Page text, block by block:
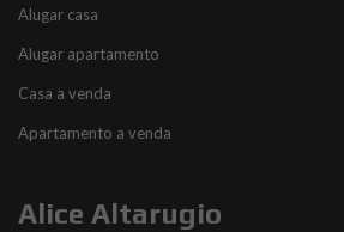
Alugar casa
Alugar apartamento
Casa a venda
Apartamento a venda
Alice Altarugio